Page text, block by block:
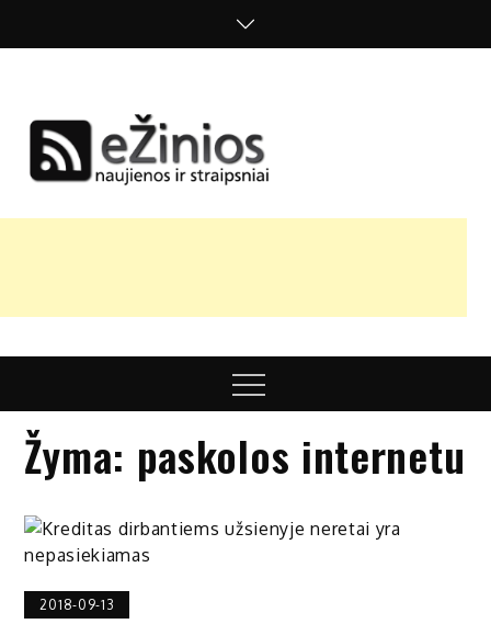
nuomonės
Menu
Žyma: paskolos internetu
2018-09-13